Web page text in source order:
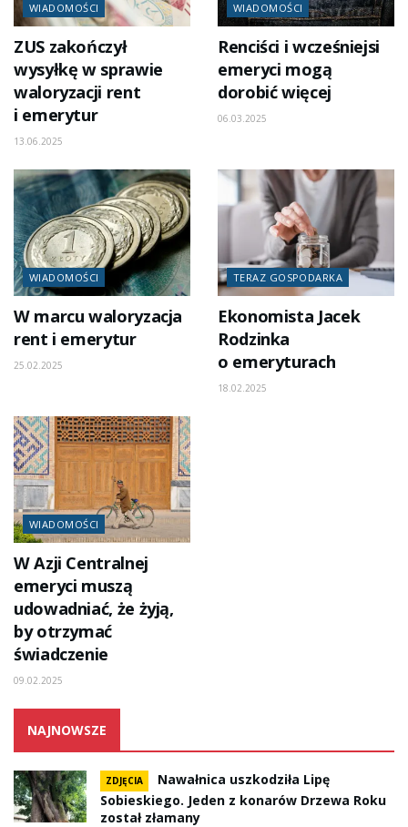
WIADOMOŚCI
ZUS zakończył
wysyłkę w sprawie
waloryzacji rent
i emerytur
13.06.2025
WIADOMOŚCI
Renciści i wcześniejsi
emeryci mogą
dorobić więcej
06.03.2025
WIADOMOŚCI
W marcu waloryzacja
rent i emerytur
25.02.2025
TERAZ GOSPODARKA
Ekonomista Jacek
Rodzinka
o emeryturach
18.02.2025
WIADOMOŚCI
W Azji Centralnej
emeryci muszą
udowadniać, że żyją,
by otrzymać
świadczenie
09.02.2025
NAJNOWSZE
ZDJĘCIA
Nawałnica uszkodziła Lipę
Sobieskiego. Jeden z konarów Drzewa Roku
został złamany